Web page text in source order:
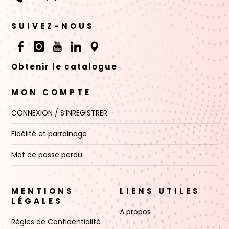
SUIVEZ-NOUS
Obtenir le catalogue
MON COMPTE
CONNEXION / S’INREGISTRER
Fidélité et parrainage
Mot de passe perdu
MENTIONS
LÉGALES
Règles de Confidentialité
LIENS UTILES
A propos